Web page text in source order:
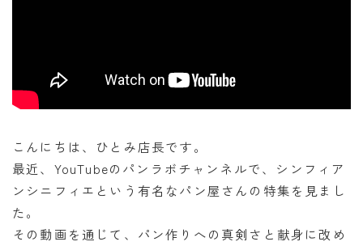
ポイント
アクセス
求人
こんにちは、ひとみ店長です。
最近、YouTubeのパンラボチャンネルで、シンフィア
ンシニフィエという有名なパン屋さんの特集を見まし
た。
その動画を通じて、パン作りへの真剣さと献身に改め